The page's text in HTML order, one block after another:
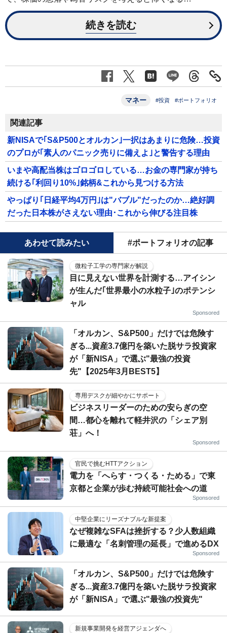
続きを読む
マネー #投資 #ポートフォリオ
関連記事
新NISAで｢S&P500とオルカン｣一択はあまりに危険…投資
のプロが｢素人のパニック売りに備えよ｣と警告する理由
いまや高配当株はゴロゴロしている…お金の専門家が持ち
続ける｢利回り10%｣銘柄&これから見つける方法
やっぱり｢日経平均4万円｣は"バブル"だったのか…絶好調
だった日本株がさえない理由･これから伸びる注目株
あわせて読みたい #ポートフォリオの記事
微粒子工学の専門家が解説
目に見えない世界を計測する…アイシン
が生んだ｢世界最小の水粒子｣のポテンシ
ャル
Sponsored
「オルカン、S&P500」だけでは危険す
ぎる...資産3.7億円を築いた脱サラ投資家
が「新NISA」で選ぶ"最強の投資
先"【2025年3月BEST5】
専用デスクが細やかにサポート
ビジネスリーダーのための安らぎの空
間…都心を離れて軽井沢の「シェア別
荘」へ！
Sponsored
官民で挑むHTTアクション
電力を「へらす・つくる・ためる」で東
京都と企業が歩む持続可能社会への道
Sponsored
中堅企業にリーズナブルな新提案
なぜ複雑なSFAは挫折する？少人数組織
に最適な「名刺管理の延長」で進めるDX
Sponsored
「オルカン、S&P500」だけでは危険す
ぎる...資産3.7億円を築いた脱サラ投資家
が「新NISA」で選ぶ"最強の投資先"
新規事業開発を経営アジェンダへ